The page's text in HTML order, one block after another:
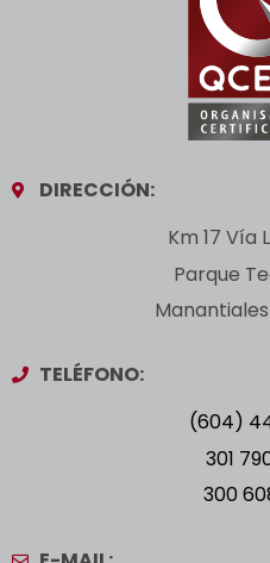
DIRECCIÓN:
Km 17 Vía
Parque
TELÉFONO:
(604)
301
300